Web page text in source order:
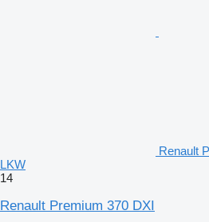
Renault
LKW
14
Renault Premium 370 DXI